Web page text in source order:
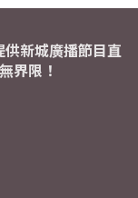
新城廣播節目直
界限！